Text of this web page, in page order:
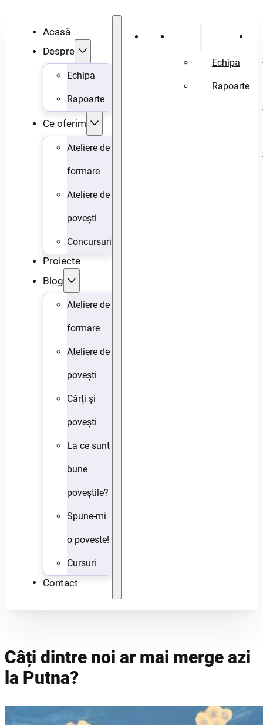
Acasă
Despre
Echipa
Rapoarte
Ce oferim
Ateliere de
formare
Ateliere de
povești
Concursuri
Proiecte
Blog
Ateliere de
formare
Ateliere de
povești
Cărți și
povești
La ce sunt
bune
poveștile?
Spune-mi
o poveste!
Cursuri
Contact
Acasă
Echipa
Rapoarte
Câți dintre noi ar mai merge azi
la Putna?